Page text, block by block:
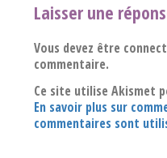
Laisser une
Vous devez être
commentaire.
Ce site utilise Akismet
En savoir plus sur
commentaires sont